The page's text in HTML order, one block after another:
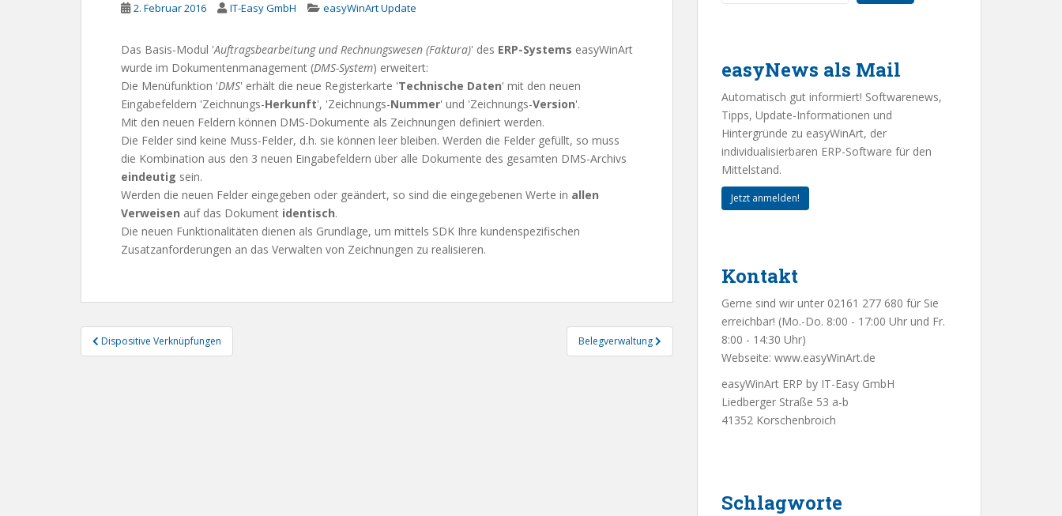
2. Februar 2016 IT-Easy GmbH easyWinArt Update
Das Basis-Modul 'Auftragsbearbeitung und Rechnungswesen (Faktura)' des ERP-Systems easyWinArt
wurde im Dokumentenmanagement (DMS-System) erweitert:
Die Menüfunktion 'DMS' erhält die neue Registerkarte 'Technische Daten' mit den neuen
Eingabefeldern 'Zeichnungs-Herkunft', 'Zeichnungs-Nummer' und 'Zeichnungs-Version'.
Mit den neuen Feldern können DMS-Dokumente als Zeichnungen definiert werden.
Die Felder sind keine Muss-Felder, d.h. sie können leer bleiben. Werden die Felder gefüllt, so muss
die Kombination aus den 3 neuen Eingabefeldern über alle Dokumente des gesamten DMS-Archivs
eindeutig sein.
Werden die neuen Felder eingegeben oder geändert, so sind die eingegebenen Werte in allen
Verweisen auf das Dokument identisch.
Die neuen Funktionalitäten dienen als Grundlage, um mittels SDK Ihre kundenspezifischen
Zusatzanforderungen an das Verwalten von Zeichnungen zu realisieren.
Beitragsnavigation
Dispositive Verknüpfungen Belegverwaltung
easyNews als Mail
Automatisch gut informiert! Softwarenews,
Tipps, Update-Informationen und
Hintergründe zu easyWinArt, der
individualisierbaren ERP-Software für den
Mittelstand.
Jetzt anmelden!
Kontakt
Gerne sind wir unter 02161 277 680 für Sie
erreichbar! (Mo.-Do. 8:00 - 17:00 Uhr und Fr.
8:00 - 14:30 Uhr)
Webseite: www.easyWinArt.de
easyWinArt ERP by IT-Easy GmbH
Liedberger Straße 53 a-b
41352 Korschenbroich
Schlagworte